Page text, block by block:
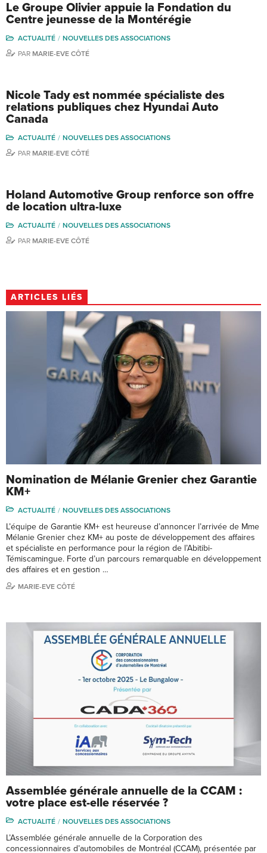
Le Groupe Olivier appuie la Fondation du
Centre jeunesse de la Montérégie
ACTUALITÉ
NOUVELLES DES ASSOCIATIONS
PAR MARIE-EVE CÔTÉ
Nicole Tady est nommée spécialiste des
relations publiques chez Hyundai Auto
Canada
ACTUALITÉ
NOUVELLES DES ASSOCIATIONS
PAR MARIE-EVE CÔTÉ
Holand Automotive Group renforce son offre
de location ultra-luxe
ACTUALITÉ
NOUVELLES DES ASSOCIATIONS
PAR MARIE-EVE CÔTÉ
ARTICLES LIÉS
Nomination de Mélanie Grenier chez Garantie
KM+
ACTUALITÉ NOUVELLES DES ASSOCIATIONS
L’équipe de Garantie KM+ est heureuse d’annoncer l’arrivée de Mme
Mélanie Grenier chez KM+ au poste de développement des affaires
et spécialiste en performance pour la région de l’Abitibi-
Témiscamingue. Forte d’un parcours remarquable en développement
des affaires et en gestion …
MARIE-EVE CÔTÉ
Assemblée générale annuelle de la CCAM :
votre place est-elle réservée ?
ACTUALITÉ NOUVELLES DES ASSOCIATIONS
L’Assemblée générale annuelle de la Corporation des
concessionnaires d’automobiles de Montréal (CCAM), présentée par